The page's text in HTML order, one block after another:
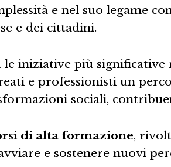
e nel suo legame
e dei cittadini.
le iniziative più significative
e professionisti un
sociali,
di alta formazione,
e sostenere nuovi